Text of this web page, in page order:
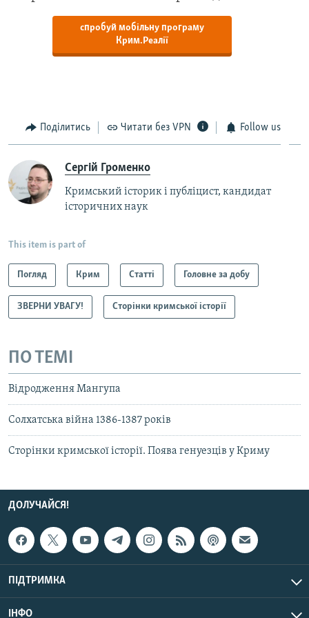
спробуй мобільну програму
Крим.Реалії
Поділитись Читати без VPN Follow us
Сергій Громенко
Кримський історик і публіцист, кандидат
історичних наук
This item is part of
Погляд Крим Статті Головне за добу
ЗВЕРНИ УВАГУ! Сторінки кримської історії
ПО ТЕМІ
Відродження Мангупа
Солхатська війна 1386-1387 років
Сторінки кримської історії. Поява генуезців у Криму
ДОЛУЧАЙСЯ!
ПІДТРИМКА
ІНФО